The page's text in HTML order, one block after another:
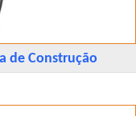
de Construção